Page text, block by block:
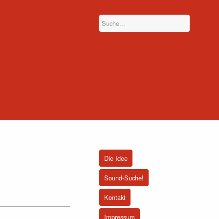
Die Idee
Sound-Suche!
Kontakt
Impressum